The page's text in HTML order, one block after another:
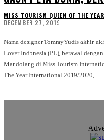
MISS TOURISM QUEEN OF THE
DECEMBER 27, 2019
Nama designer TommyYudis akhir-
Lover Indonesia (PL), berawal
Mandolang di Miss Tourism
The Year International 2019/2020,...